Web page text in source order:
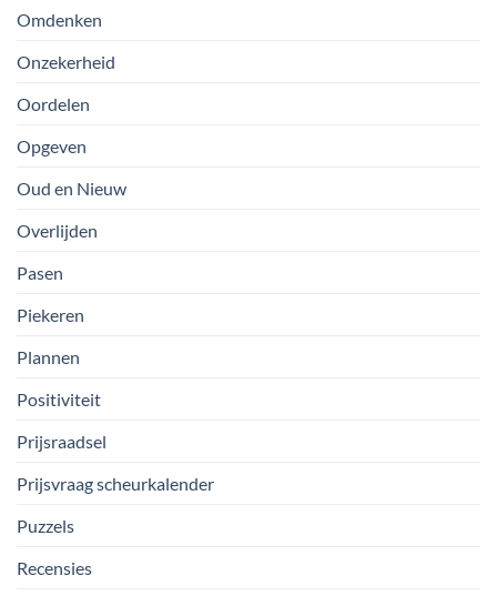
Omdenken
Onzekerheid
Oordelen
Opgeven
Oud en Nieuw
Overlijden
Pasen
Piekeren
Plannen
Positiviteit
Prijsraadsel
Prijsvraag scheurkalender
Puzzels
Recensies